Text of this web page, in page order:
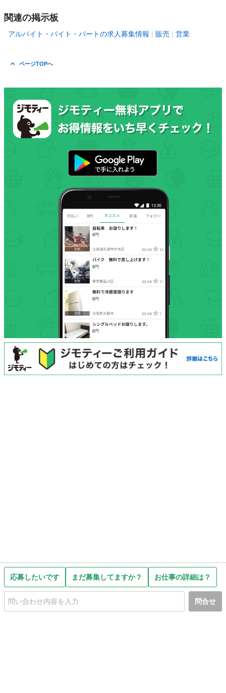
応募したいです まだ募集してますか？ お仕事の詳細は？
問合せ
関連の掲示板
アルバイト・バイト・パートの求人募集情報 販売 営業
ページTOPへ